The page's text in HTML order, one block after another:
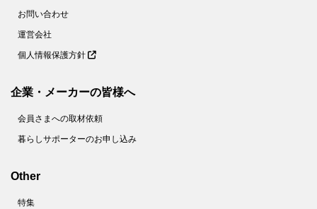
お問い合わせ
運営会社
個人情報保護方針
企業・メーカーの皆様へ
会員さまへの取材依頼
暮らしサポーターのお申し込み
Other
特集